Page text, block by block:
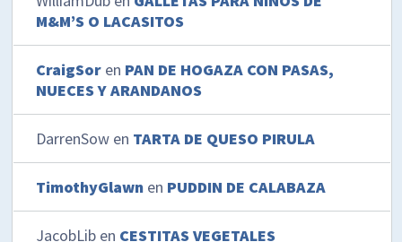
M&M’S O LACASITOS
CraigSor en PAN DE HOGAZA CON PASAS,
NUECES Y ARANDANOS
DarrenSow en TARTA DE QUESO PIRULA
TimothyGlawn en PUDDIN DE CALABAZA
JacobLib en CESTITAS VEGETALES